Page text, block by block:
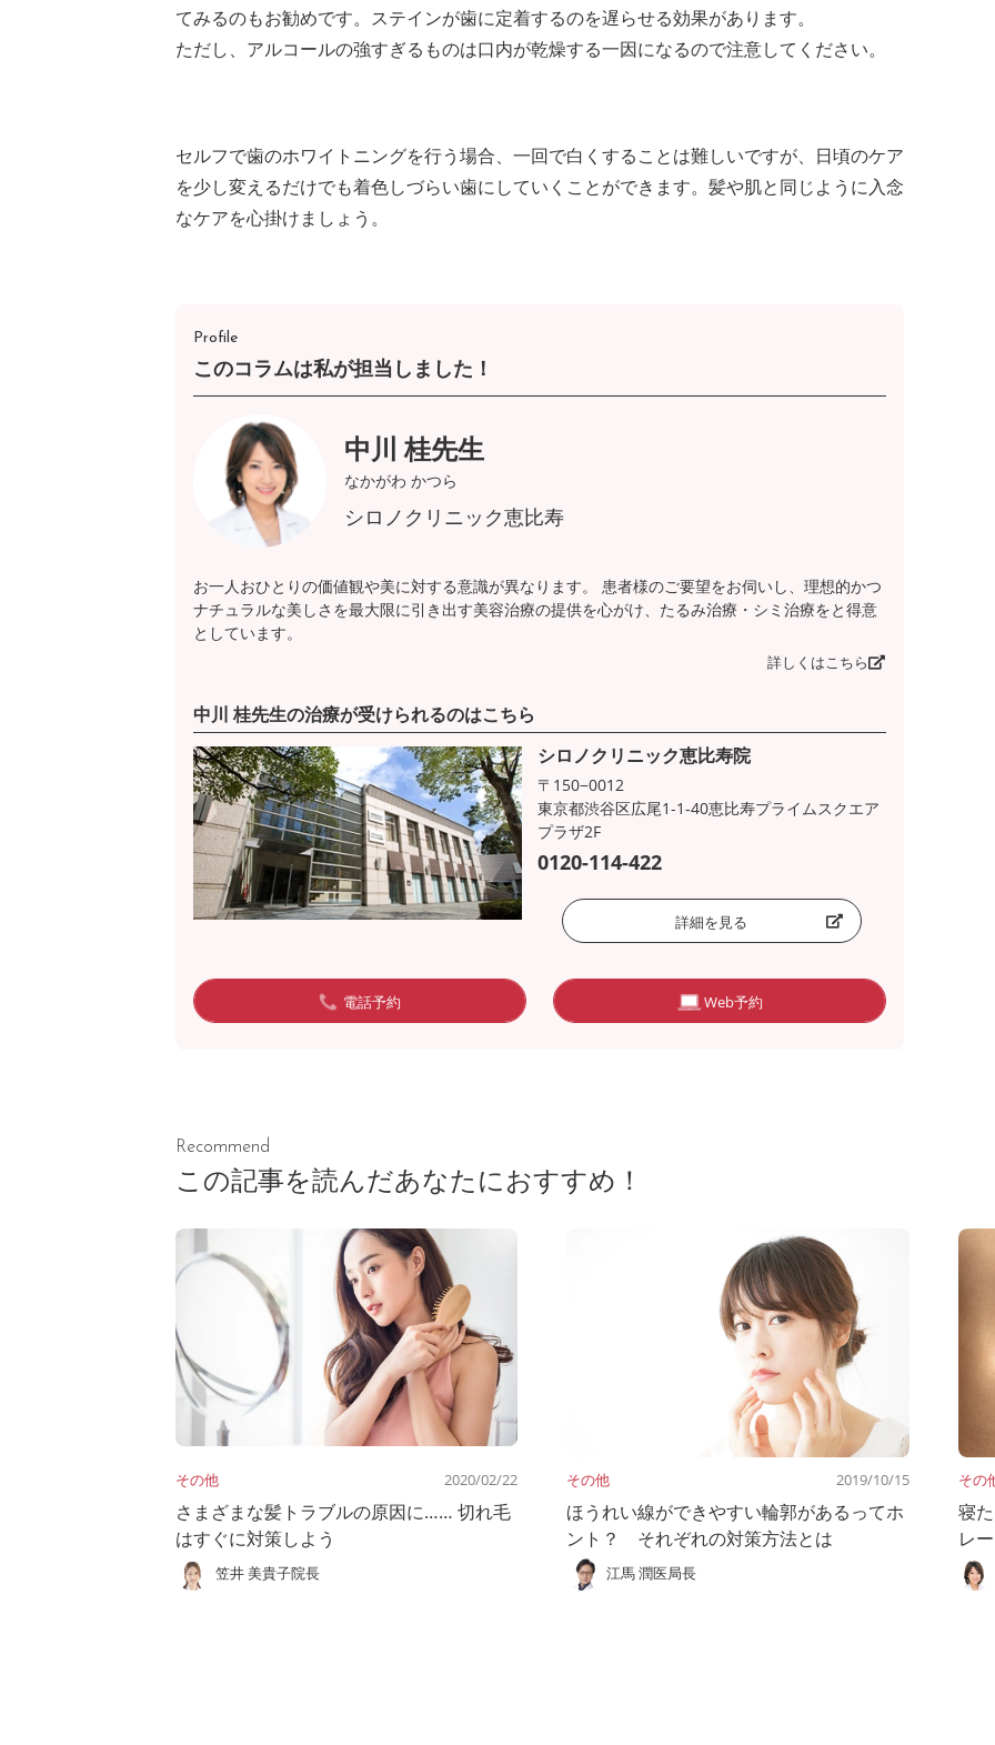
てみるのもお勧めです。ステインが歯に定着するのを遅らせる効果があります。
ただし、アルコールの強すぎるものは口内が乾燥する一因になるので注意してください。
セルフで歯のホワイトニングを行う場合、一回で白くすることは難しいですが、日頃のケア
を少し変えるだけでも着色しづらい歯にしていくことができます。髪や肌と同じように入念
なケアを心掛けましょう。
Profile
このコラムは私が担当しました！
中川 桂先生
なかがわ かつら
シロノクリニック恵比寿
お一人おひとりの価値観や美に対する意識が異なります。 患者様のご要望をお伺いし、理想的かつ
ナチュラルな美しさを最大限に引き出す美容治療の提供を心がけ、たるみ治療・シミ治療をと得意
としています。
詳しくはこちら
中川 桂先生の治療が受けられるのはこちら
シロノクリニック恵比寿院
〒150−0012
東京都渋谷区広尾1-1-40恵比寿プライムスクエア
プラザ2F
0120-114-422
詳細を見る
電話予約 Web予約
Recommend
この記事を読んだあなたにおすすめ！
その他 2020/02/22
さまざまな髪トラブルの原因に…… 切れ毛
はすぐに対策しよう
笠井 美貴子院長
その他 2019/10/15
ほうれい線ができやすい輪郭があるってホ
ント？ それぞれの対策方法とは
江馬 潤医局長
その
寝
レ